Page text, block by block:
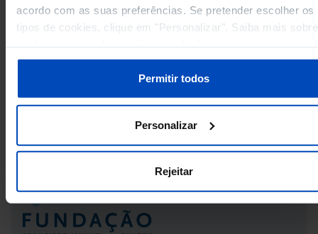
acordo com as suas preferências. Se pretender escolher os
tipos de cookies, clique em "Personalizar". Saiba mais sobre
Política de Cookies.
Permitir todos
Personalizar
Rejeitar
Researchers (FTE) involved in research and development activities
total and by sector of performance in Municipalities
Personnel employed in non financial enterprises: total and by sector of